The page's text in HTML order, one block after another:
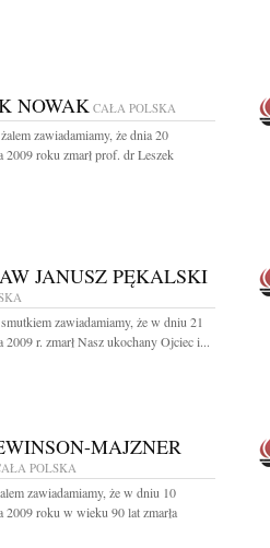
NOWAKCAŁA POLSKA
zawiadamiamy, że dnia 20
2009 roku zmarł prof. dr Leszek
JANUSZ PĘKALSKI
zawiadamiamy, że w dniu 21
2009 r. zmarł Nasz ukochany Ojciec i...
MAJZNER
POLSKA
zawiadamiamy, że w dniu 10
2009 roku w wieku 90 lat zmarła